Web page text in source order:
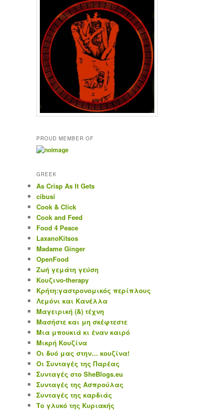
PROUD MEMBER OF
GREEK
As Crisp As It Gets
cibusi
Cook & Click
Cook and Feed
Food 4 Peace
LaxanoKitsos
Madame Ginger
OpenFood
Ζωή γεμάτη γεύση
Κουζινο-therapy
Κρήτη:γαστρονομικός περίπλους
Λεμόνι και Κανέλλα
Μαγειρική (&) τέχνη
Μασήστε και μη σκέφτεστε
Μια μπουκιά κι έναν καιρό
Μικρή Κουζίνα
Οι δυό μας στην… κουζίνα!
Οι Συνταγές της Παρέας
Συνταγές στο SheBlogs.eu
Συνταγές της Ασπρούλας
Συνταγές της καρδιάς
Το γλυκό της Κυριακής